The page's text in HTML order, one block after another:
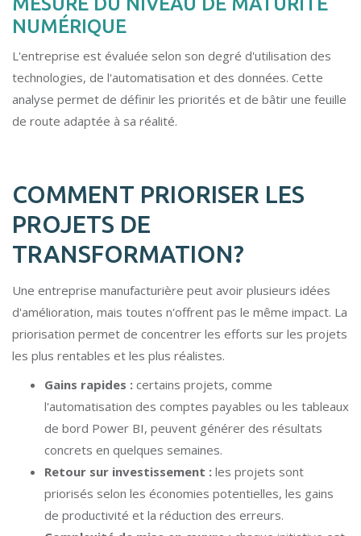
NUMÉRIQUE
L'entreprise est évaluée selon son degré d'utilisation des
technologies, de l'automatisation et des données. Cette
analyse permet de définir les priorités et de bâtir une feuille
de route adaptée à sa réalité.
COMMENT PRIORISER LES
PROJETS DE
TRANSFORMATION?
Une entreprise manufacturière peut avoir plusieurs idées
d'amélioration, mais toutes n'offrent pas le même impact. La
priorisation permet de concentrer les efforts sur les projets
les plus rentables et les plus réalistes.
Gains rapides : certains projets, comme
l'automatisation des comptes payables ou les tableaux
de bord Power BI, peuvent générer des résultats
concrets en quelques semaines.
Retour sur investissement : les projets sont
priorisés selon les économies potentielles, les gains
de productivité et la réduction des erreurs.